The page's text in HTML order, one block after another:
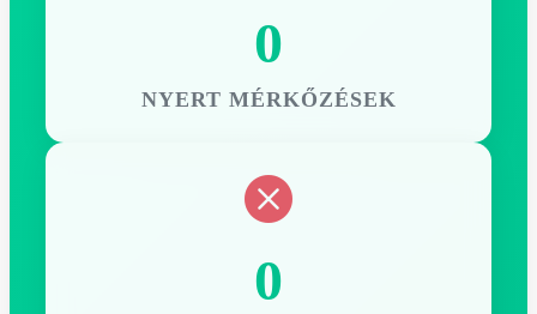
0
NYERT MÉRKŐZÉSEK
0